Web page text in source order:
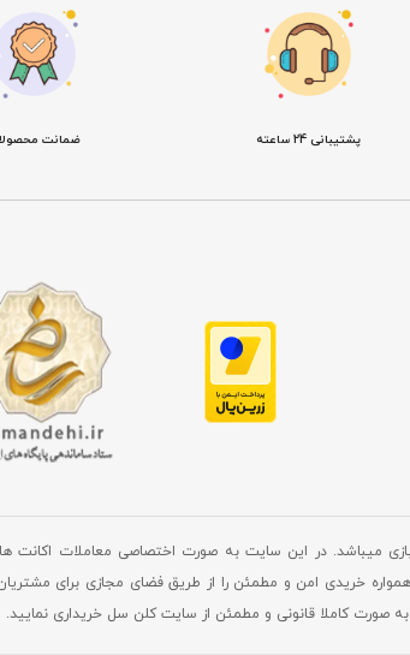
پشتیبانی 24 ساعته ضمانت
میباشد. در این سایت به صورت اختصاصی معاملات اکانت
خریدی امن و مطمئن را از طریق فضای مجازی برای
به صورت کاملا قانونی و مطمئن از سایت کلن سل خریداری نمایید.